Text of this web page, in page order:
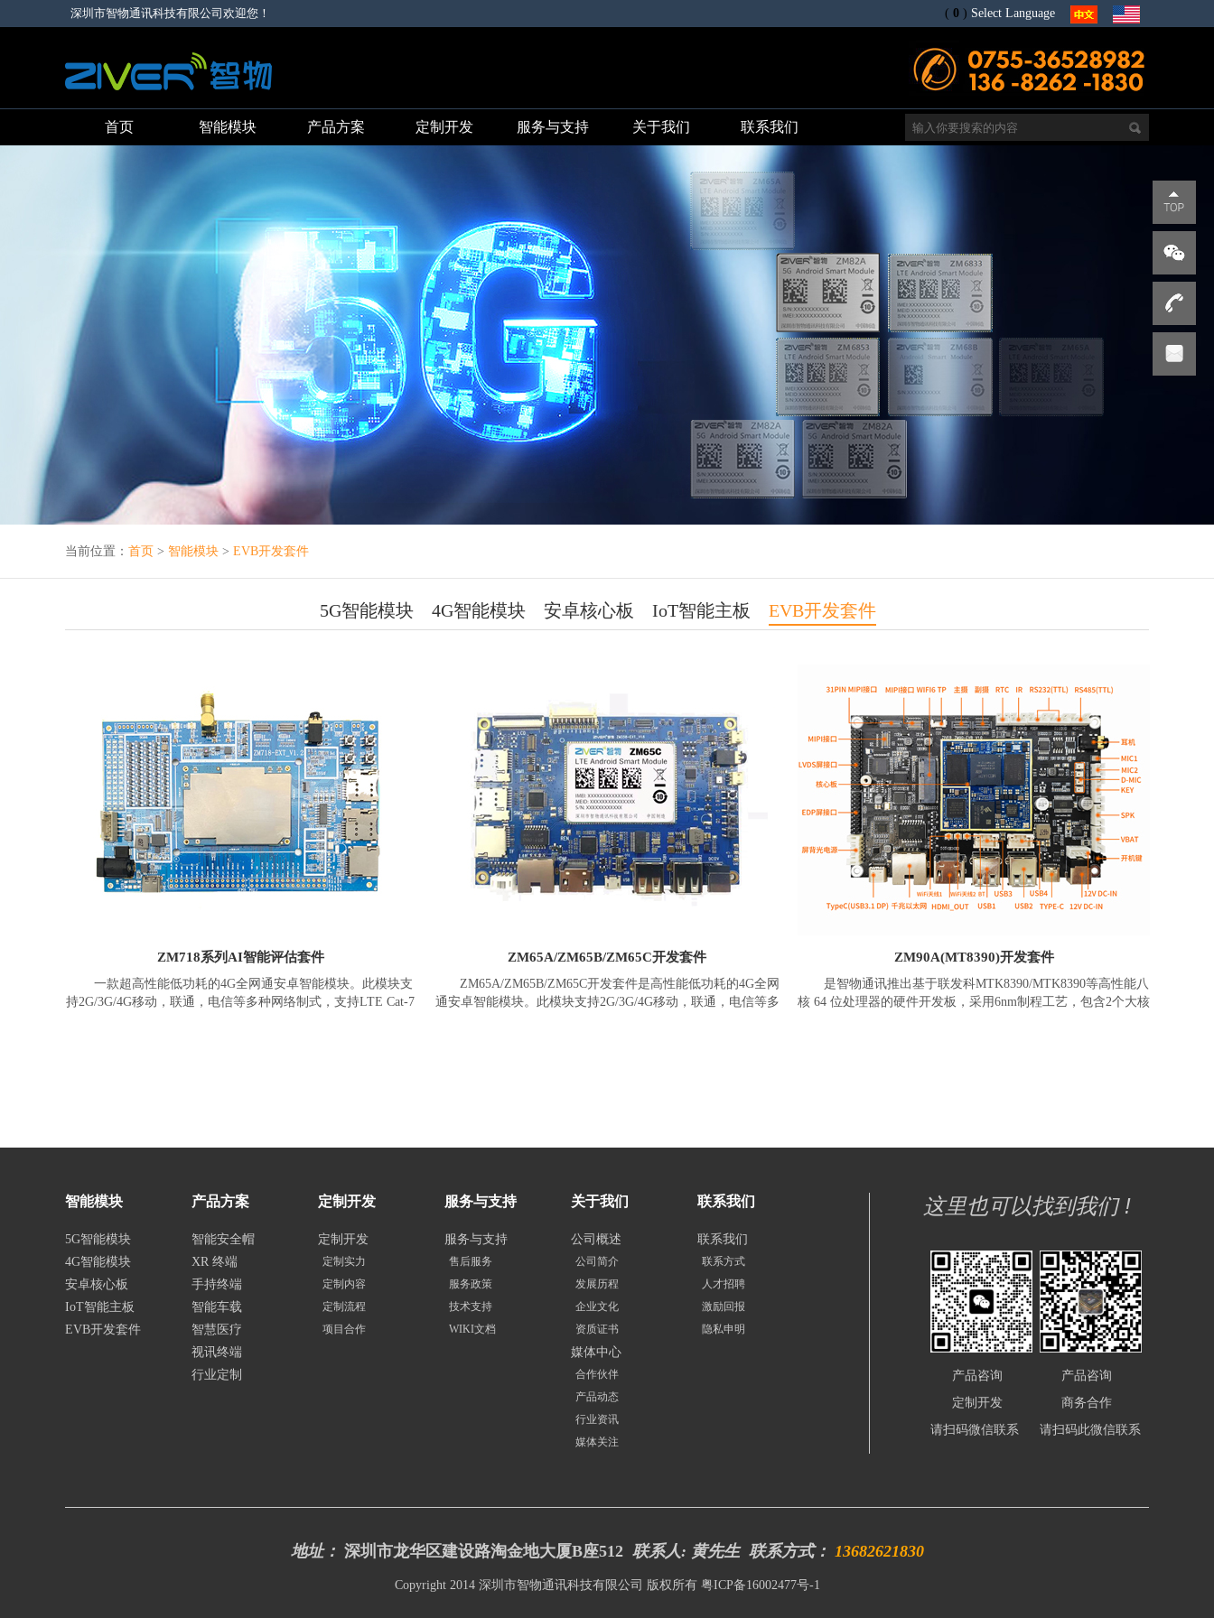
深圳市智物通讯科技有限公司欢迎您！ ( 0 ) Select Language
首页 智能模块 产品方案 定制开发 服务与支持 关于我们 联系我们
当前位置： 首页 > 智能模块 > EVB开发套件
5G智能模块 4G智能模块 安卓核心板 IoT智能主板 EVB开发套件
ZM718系列AI智能评估套件
一款超高性能低功耗的4G全网通安卓智能模块。此模块支
持2G/3G/4G移动，联通，电信等多种网络制式，支持LTE Cat-7
据接口，包含LCM，Touch、Camera*2、USB、UART、I2C、
安全加密、身份识别、高频超高频模块、红外、以太网、车载
ZM65A/ZM65B/ZM65C开发套件
ZM65A/ZM65B/ZM65C开发套件是高性能低功耗的4G全网
通安卓智能模块。此模块支持2G/3G/4G移动，联通，电信等多
斗/Glonass)、电源管理、充放电、音视频编解码等。提供丰富数
3D人脸识别模组、NFC，一维二维扫描、RFID、指纹、刷卡、
雷达、OBD等等。
ZM90A(MT8390)开发套件
是智物通讯推出基于联发科MTK8390/MTK8390等高性能八
核 64 位处理器的硬件开发板，采用6nm制程工艺，包含2个大核
Touch、Camera*2、USB、UART、I2C、SPI、I2S、GPIO、
身份识别、高频超高频模块、红外、以太网、车载雷达、OBD
等等，可以适配物联网行业绝大部分的需求。
智能模块
5G智能模块
4G智能模块
安卓核心板
IoT智能主板
EVB开发套件
产品方案
智能安全帽
XR 终端
手持终端
智能车载
智慧医疗
视讯终端
行业定制
定制开发
定制开发
定制实力
定制内容
定制流程
项目合作
服务与支持
服务与支持
售后服务
服务政策
技术支持
WIKI文档
关于我们
公司概述
公司简介
发展历程
企业文化
资质证书
媒体中心
合作伙伴
产品动态
行业资讯
媒体关注
联系我们
联系我们
联系方式
人才招聘
激励回报
隐私申明
这里也可以找到我们 !
产品咨询
定制开发
请扫码微信联系
产品咨询
商务合作
请扫码此微信联系
地址： 深圳市龙华区建设路淘金地大厦B座512联系人: 黄先生 联系方式： 13682621830
Copyright 2014 深圳市智物通讯科技有限公司 版权所有 粤ICP备16002477号-1